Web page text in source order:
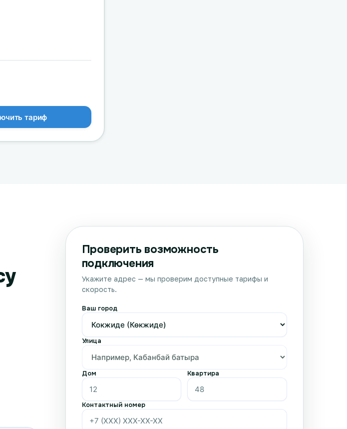
тариф
Проверить возможность
подключения
Укажите адрес — мы проверим доступные тарифы и
скорость.
Ваш город
Улица
Дом Квартира
Контактный номер